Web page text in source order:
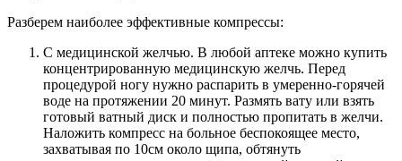
Разберем наиболее эффективные компрессы:
С медицинской желчью. В любой аптеке можно купить
концентрированную медицинскую желчь. Перед
процедурой ногу нужно распарить в умеренно-горячей
воде на протяжении 20 минут. Размять вату или взять
готовый ватный диск и полностью пропитать в желчи.
Наложить компресс на больное беспокоящее место,
захватывая по 10см около щипа, обтянуть